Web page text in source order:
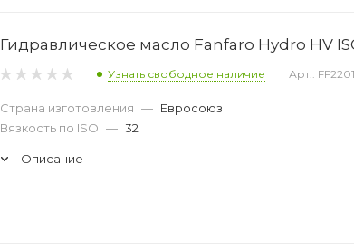
Гидравлическое масло Fanfaro Hydro HV
Узнать свободное наличие Арт.:
Страна изготовления — Евросоюз
Вязкость по ISO — 32
Описание